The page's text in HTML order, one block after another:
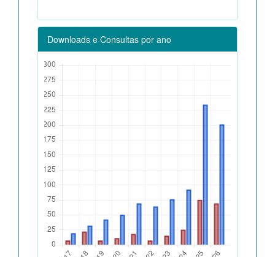
Downloads e Consultas por ano